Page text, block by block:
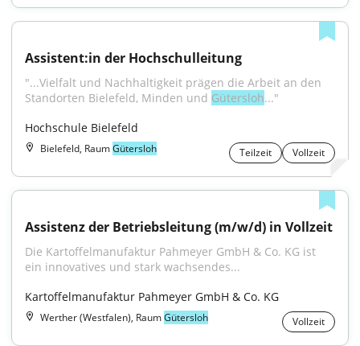
Assistent:in der Hochschulleitung
"...Vielfalt und Nachhaltigkeit prägen die Arbeit an den
Standorten Bielefeld, Minden und Gütersloh..."
Hochschule Bielefeld
Bielefeld, RaumGütersloh Teilzeit Vollzeit
Assistenz der Betriebsleitung (m/w/d) in Vollzeit
Die Kartoffelmanufaktur Pahmeyer GmbH & Co. KG ist
ein innovatives und stark wachsendes...
Kartoffelmanufaktur Pahmeyer GmbH & Co. KG
Werther (Westfalen), RaumGütersloh Vollzeit